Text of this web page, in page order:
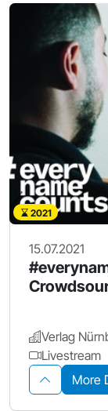
2021
15.07.2021
Verlag
Livestream
More